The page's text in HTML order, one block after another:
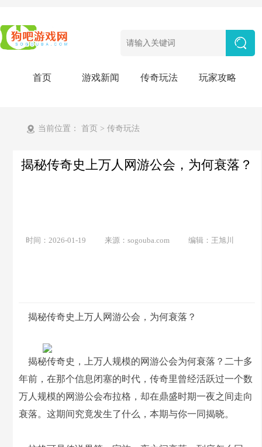
首页 游戏新闻 传奇玩法 玩家攻略
当前位置： 首页 > 传奇玩法
揭秘传奇史上万人网游公会，为何衰落？
时间：2026-01-19 来源：sogouba.com 编辑：王旭川
揭秘传奇史上万人网游公会，为何衰落？
揭秘传奇史，上万人规模的网游公会为何衰落？二十多
年前，在那个信息闭塞的时代，传奇里曾经活跃过一个数
万人规模的网游公会布拉格，却在鼎盛时期一夜之间走向
衰落。这期间究竟发生了什么，本期与你一同揭晓。